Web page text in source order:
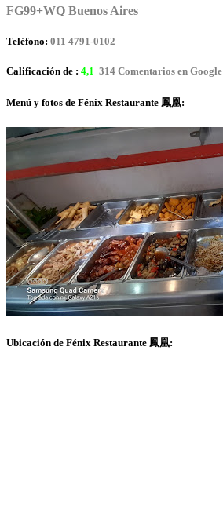
FG99+WQ Buenos Aires
Teléfono: 011 4791-0102
Calificación de : 4,1 314 Comentarios en Google
Menú y fotos de Fénix Restaurante 鳳凰:
Ubicación de Fénix Restaurante 鳳凰: